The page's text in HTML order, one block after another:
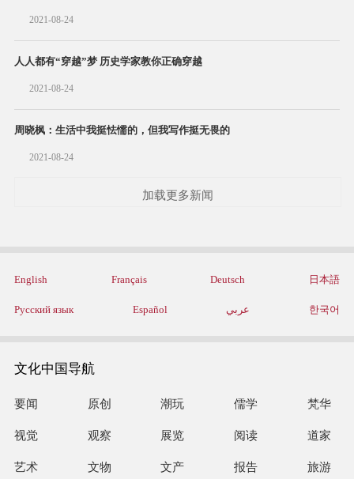
2021-08-24
人人都有“穿越”梦 历史学家教你正确穿越
2021-08-24
周晓枫：生活中我挺怯懦的，但我写作挺无畏的
2021-08-24
加载更多新闻
English Français Deutsch 日本語
Русский язык Español عربي 한국어
文化中国导航
要闻 原创 潮玩 儒学 梵华
视觉 观察 展览 阅读 道家
艺术 文物 文产 报告 旅游